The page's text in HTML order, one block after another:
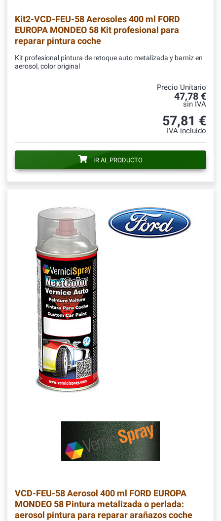
Kit2-VCD-FEU-58Aerosoles 400 ml FORD
EUROPA MONDEO 58 Kit profesional para
reparar pintura coche
Kit profesional pintura de retoque auto metalizada y barniz en
aerosol, color original
Precio Unitario
47,78 €
sin IVA
57,81 €
IVA incluido
IR AL PRODUCTO
VCD-FEU-58Aerosol 400 ml FORD EUROPA
MONDEO 58 Pintura metalizada o perlada:
aerosol pintura para reparar arañazos coche